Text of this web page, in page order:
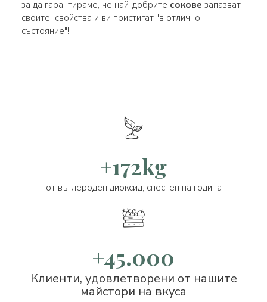
за да гарантираме, че най-добрите сокове запазват
своите свойства и ви пристигат "в отлично
състояние"!
+172kg
от въглероден диоксид, спестен на година
+45.000
Клиенти, удовлетворени от нашите
майстори на вкуса